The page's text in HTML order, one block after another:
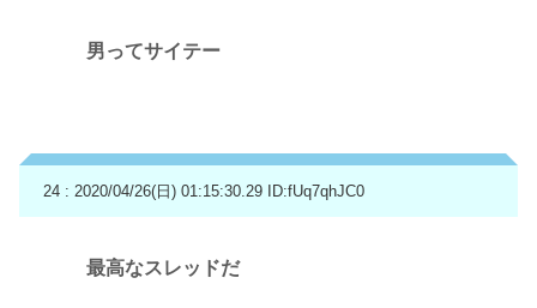
男ってサイテー
24 : 2020/04/26(日) 01:15:30.29 ID:fUq7qhJC0
最高なスレッドだ